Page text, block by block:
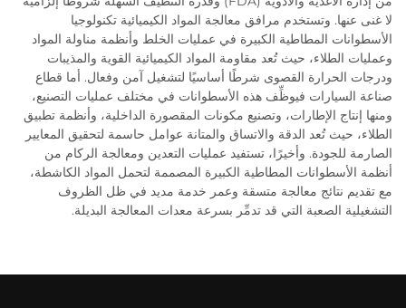
لا غنى عنها. وتستخدم مرافق معالجة المواد الكيميائية تكنولوجيا
الأسطوانات المطاطية الكبيرة في عمليات الخلط وأنظمة مناولة المواد
وعمليات الطلاء، حيث تُعد مقاومة المواد الكيميائية القوية والمذيبات
ودرجات الحرارة القصوى شرطًا أساسيًا لتشغيل آمن وفعال. أما قطاع
صناعة السيارات فيوظِّف هذه الأسطوانات في مختلف عمليات التصنيع،
ومنها إنتاج الإطارات، وتصنيع مكونات المقصورة الداخلية، وأنظمة تطبيق
الطلاء، حيث تُعد الدقة والاتساق والمتانة عوامل حاسمة لتحقيق المعايير
الصارمة للجودة. وأخيرًا، تستفيد عمليات التعدين ومعالجة الركام من
أنظمة الأسطوانات المطاطية الكبيرة المصممة لتحمل المواد الكاشطة،
مع تقديم نتائج معالجة متسقة وعمر خدمة مديد في ظل الظروف
التشغيلية الصعبة التي قد تدمِّر بسرعة معدات المعالجة البديلة.